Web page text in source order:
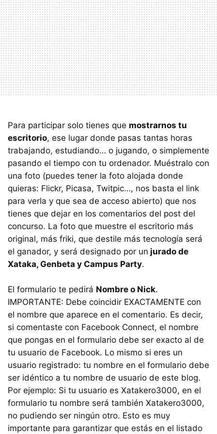
Para participar solo tienes que mostrarnos tu
escritorio, ese lugar donde pasas tantas horas
trabajando, estudiando… o jugando, o simplemente
pasando el tiempo con tu ordenador. Muéstralo con
una foto (puedes tener la foto alojada donde
quieras: Flickr, Picasa, Twitpic…, nos basta el link
para verla y que sea de acceso abierto) que nos
tienes que dejar en los comentarios del post del
concurso. La foto que muestre el escritorio más
original, más friki, que destile más tecnología será
el ganador, y será designado por un jurado de
Xataka, Genbeta y Campus Party.
El formulario te pedirá Nombre o Nick.
IMPORTANTE: Debe coincidir EXACTAMENTE con
el nombre que aparece en el comentario. Es decir,
si comentaste con Facebook Connect, el nombre
que pongas en el formulario debe ser exacto al de
tu usuario de Facebook. Lo mismo si eres un
usuario registrado: tu nombre en el formulario debe
ser idéntico a tu nombre de usuario de este blog.
Por ejemplo: Si tu usuario es Xatakero3000, en el
formulario tu nombre será también Xatakero3000,
no pudiendo ser ningún otro. Esto es muy
importante para garantizar que estás en el listado